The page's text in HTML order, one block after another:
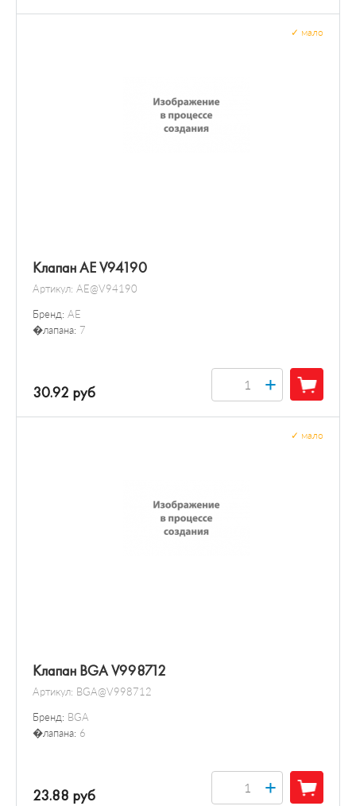
Клапан AE V94190
Артикул: AE@V94190
Бренд: AE
�лапана: 7
мало
30.92 руб +
Клапан BGA V998712
Артикул: BGA@V998712
Бренд: BGA
�лапана: 6
мало
23.88 руб +